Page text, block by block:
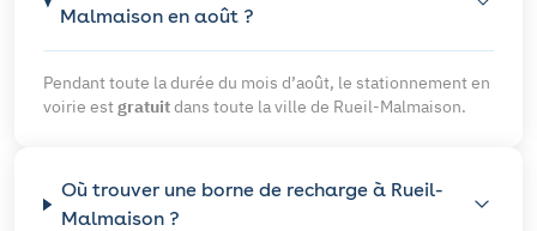
Malmaison en août ?
Pendant toute la durée du mois d’août, le stationnement en
voirie estgratuitdans toute la ville de Rueil-Malmaison.
Où trouver une borne de recharge à Rueil-
Malmaison ?